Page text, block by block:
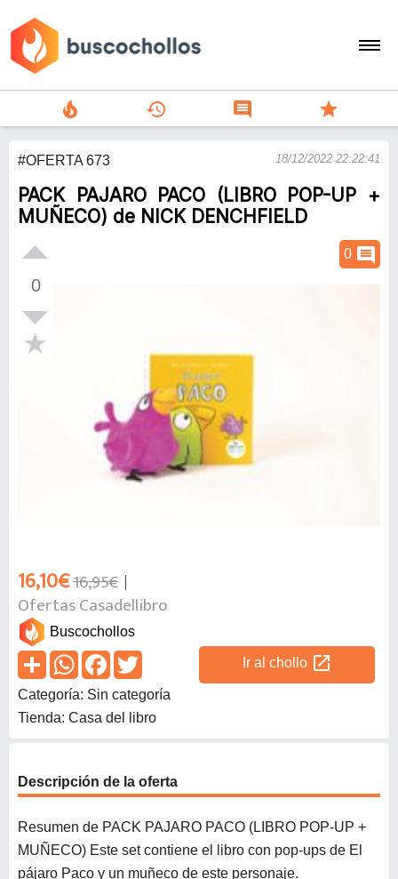
search
person
add
Menu
local_fire_department history comment star
#OFERTA 673 18/12/2022 22:22:41
PACK PAJARO PACO (LIBRO POP-UP +
MUÑECO) de NICK DENCHFIELD
0
0 comment
16,10€16,95€
Ofertas Casadellibro
Buscochollos
Ir al chollo open_in_new
Categoría: Sin categoría
Tienda: Casa del libro
Descripción de la oferta
Resumen de PACK PAJARO PACO (LIBRO POP-UP +
MUÑECO) Este set contiene el libro con pop-ups de El
pájaro Paco y un muñeco de este personaje.